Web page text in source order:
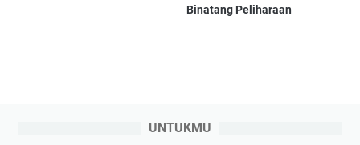
Binatang Peliharaan
UNTUKMU